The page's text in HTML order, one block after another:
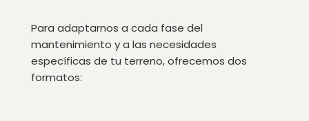
Para adaptarnos a cada fase del
mantenimiento y a las necesidades
específicas de tu terreno, ofrecemos dos
formatos: